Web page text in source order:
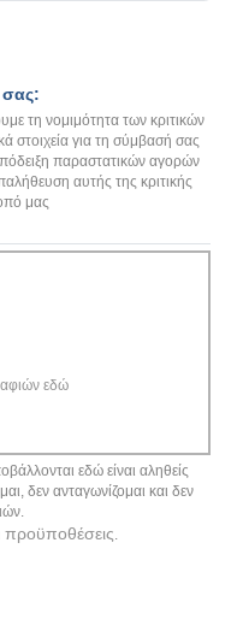
σας:
τη νομιμότητα των κριτικών
στοιχεία για τη σύμβασή σας
παραστατικών αγορών
αυτής της κριτικής
μας
εδώ
εδώ είναι αληθείς
δεν ανταγωνίζομαι και δεν
προϋποθέσεις